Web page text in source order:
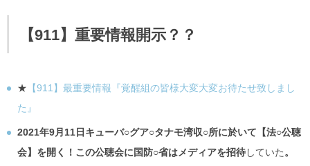
【911】重要情報開示？？
★ 【911】最重要情報『覚醒組の皆様大変大変お待たせ致しまし
た』
2021年9月11日キューバ○グア○タナモ湾収○所に於いて【法○公聴
会】を開く！この公聴会に国防○省はメディアを招待していた。